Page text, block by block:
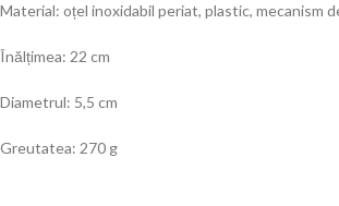
Material: oțel inoxidabil periat, plastic, mecanism
Înălțimea: 22 cm
Diametrul: 5,5 cm
Greutatea: 270 g